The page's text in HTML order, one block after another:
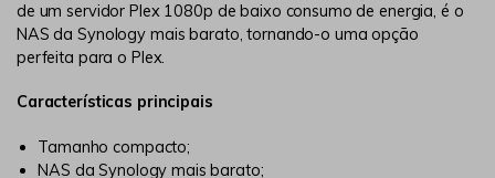
de um servidor Plex 1080p de baixo consumo de energia, é o
NAS da Synology mais barato, tornando-o uma opção
perfeita para o Plex.
Características principais
Tamanho compacto;
NAS da Synology mais barato;